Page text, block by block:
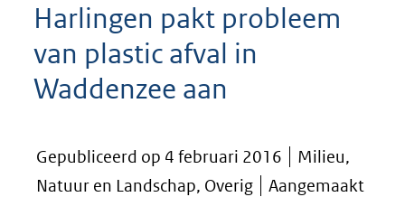
Harlingen pakt probleem
van plastic afval in
Waddenzee aan
Gepubliceerd op 4 februari 2016
Milieu,
Natuur en Landschap, Overig
Aangemaakt